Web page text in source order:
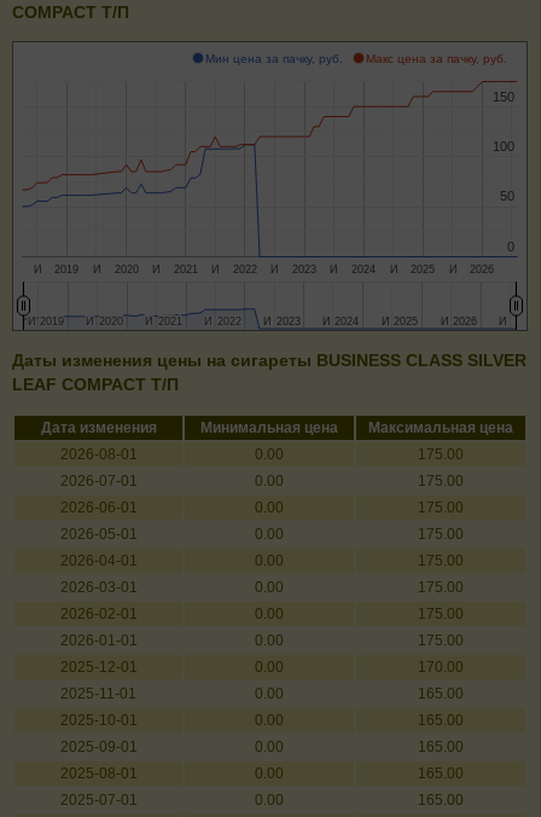
COMPACT Т/П
Мин цена за пачку, руб. Макс цена за пачку, руб.
2019 2020 2021 2022 2023 2024 2025 2026
И И И И И И И И
0
0
50
50
100
100
150
150
2019
2019 2020
2020 2021
2021 2022
2022 2023
2023 2024
2024 2025
2025 2026
2026
ИИ ИИ ИИ ИИ ИИ ИИ ИИ ИИ ИИ
Даты изменения цены на сигареты BUSINESS CLASS SILVER
LEAF COMPACT Т/П
Дата изменения Минимальная цена
Максимальная цена
2026-08-01
0.00
175.00
2026-07-01
0.00
175.00
2026-06-01
0.00
175.00
2026-05-01
0.00
175.00
2026-04-01
0.00
175.00
2026-03-01
0.00
175.00
2026-02-01
0.00
175.00
2026-01-01
0.00
175.00
2025-12-01
0.00
170.00
2025-11-01
0.00
165.00
2025-10-01
0.00
165.00
2025-09-01
0.00
165.00
2025-08-01
0.00
165.00
2025-07-01
0.00
165.00